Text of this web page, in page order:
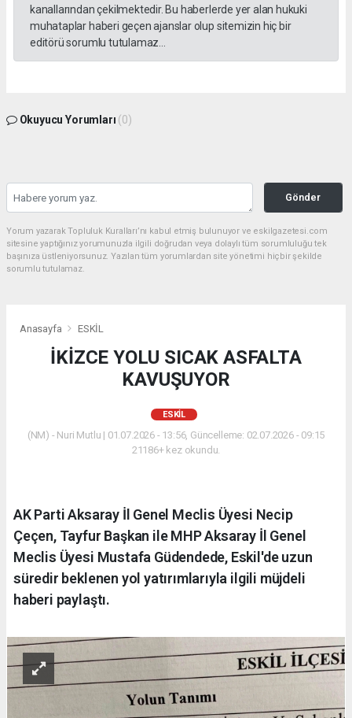
kanallarından çekilmektedir. Bu haberlerde yer alan hukuki
muhataplar haberi geçen ajanslar olup sitemizin hiç bir
editörü sorumlu tutulamaz...
Okuyucu Yorumları (0)
Gönder
Yorum yazarak Topluluk Kuralları’nı kabul etmiş bulunuyor ve eskilgazetesi.com
sitesine yaptığınız yorumunuzla ilgili doğrudan veya dolaylı tüm sorumluluğu tek
başınıza üstleniyorsunuz. Yazılan tüm yorumlardan site yönetimi hiçbir şekilde
sorumlu tutulamaz.
Anasayfa ESKİL
İKİZCE YOLU SICAK ASFALTA
KAVUŞUYOR
ESKİL
(NM) - Nuri Mutlu | 01.07.2026 - 13:56, Güncelleme: 02.07.2026 - 09:15
21186+ kez okundu.
AK Parti Aksaray İl Genel Meclis Üyesi Necip
Çeçen, Tayfur Başkan ile MHP Aksaray İl Genel
Meclis Üyesi Mustafa Güdendede, Eskil'de uzun
süredir beklenen yol yatırımlarıyla ilgili müjdeli
haberi paylaştı.